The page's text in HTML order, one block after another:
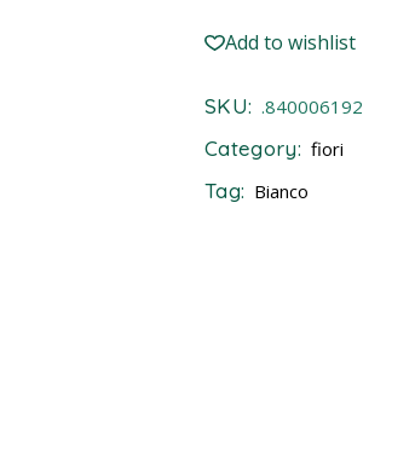
Add to wishlist
SKU: .840006192
Category: fiori
Tag: Bianco